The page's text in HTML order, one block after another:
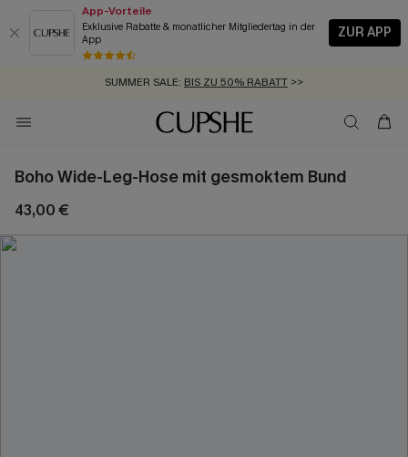
App-Vorteile
Exklusive Rabatte & monatlicher Mitgliedertag in der
App
ZUR APP
GRATIS MASSBAND MIT JEDEM SCHNELLVERSAND-ARTIKEL >>
SUMMER SALE: BIS ZU 50% RABATT >>
ZUM NEWSLETTER:BIS ZU -20% EXTRA ERHALTEN
KOSTENLOSER VERSAND AB 89 €
Boho Wide-Leg-Hose mit gesmoktem Bund
43,00 €